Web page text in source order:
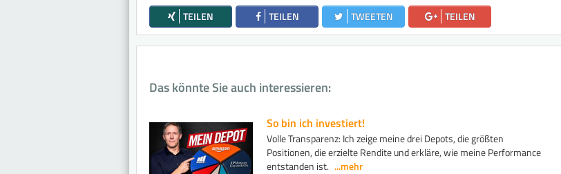
TEILEN TEILEN TWEETEN TEILEN
Das könnte Sie auch interessieren:
So bin ich investiert!
Volle Transparenz: Ich zeige meine drei Depots, die größten
Positionen, die erzielte Rendite und erkläre, wie meine Performance
entstanden ist. ...mehr